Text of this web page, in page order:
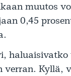
muutos
0,45
verran. Kyllä,